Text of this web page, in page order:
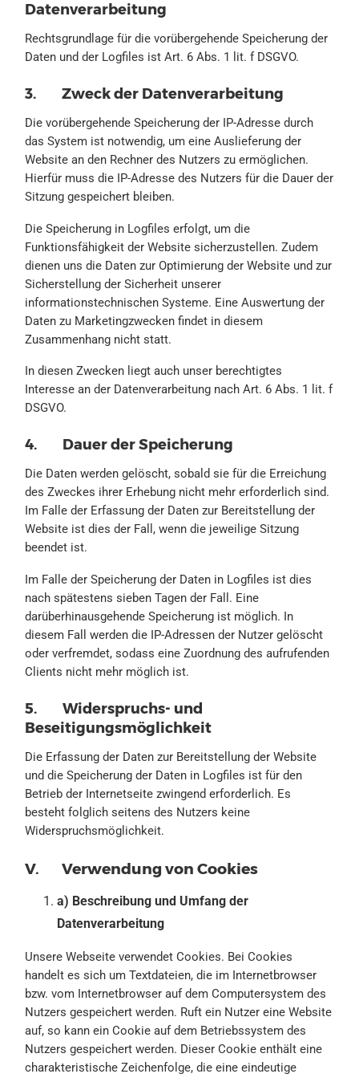
Datenverarbeitung
Rechtsgrundlage für die vorübergehende Speicherung der
Daten und der Logfiles ist Art. 6 Abs. 1 lit. f DSGVO.
3. Zweck der Datenverarbeitung
Die vorübergehende Speicherung der IP-Adresse durch
das System ist notwendig, um eine Auslieferung der
Website an den Rechner des Nutzers zu ermöglichen.
Hierfür muss die IP-Adresse des Nutzers für die Dauer der
Sitzung gespeichert bleiben.
Die Speicherung in Logfiles erfolgt, um die
Funktionsfähigkeit der Website sicherzustellen. Zudem
dienen uns die Daten zur Optimierung der Website und zur
Sicherstellung der Sicherheit unserer
informationstechnischen Systeme. Eine Auswertung der
Daten zu Marketingzwecken findet in diesem
Zusammenhang nicht statt.
In diesen Zwecken liegt auch unser berechtigtes
Interesse an der Datenverarbeitung nach Art. 6 Abs. 1 lit. f
DSGVO.
4. Dauer der Speicherung
Die Daten werden gelöscht, sobald sie für die Erreichung
des Zweckes ihrer Erhebung nicht mehr erforderlich sind.
Im Falle der Erfassung der Daten zur Bereitstellung der
Website ist dies der Fall, wenn die jeweilige Sitzung
beendet ist.
Im Falle der Speicherung der Daten in Logfiles ist dies
nach spätestens sieben Tagen der Fall. Eine
darüberhinausgehende Speicherung ist möglich. In
diesem Fall werden die IP-Adressen der Nutzer gelöscht
oder verfremdet, sodass eine Zuordnung des aufrufenden
Clients nicht mehr möglich ist.
5. Widerspruchs- und
Beseitigungsmöglichkeit
Die Erfassung der Daten zur Bereitstellung der Website
und die Speicherung der Daten in Logfiles ist für den
Betrieb der Internetseite zwingend erforderlich. Es
besteht folglich seitens des Nutzers keine
Widerspruchsmöglichkeit.
V. Verwendung von Cookies
a) Beschreibung und Umfang der
Datenverarbeitung
Unsere Webseite verwendet Cookies. Bei Cookies
handelt es sich um Textdateien, die im Internetbrowser
bzw. vom Internetbrowser auf dem Computersystem des
Nutzers gespeichert werden. Ruft ein Nutzer eine Website
auf, so kann ein Cookie auf dem Betriebssystem des
Nutzers gespeichert werden. Dieser Cookie enthält eine
charakteristische Zeichenfolge, die eine eindeutige